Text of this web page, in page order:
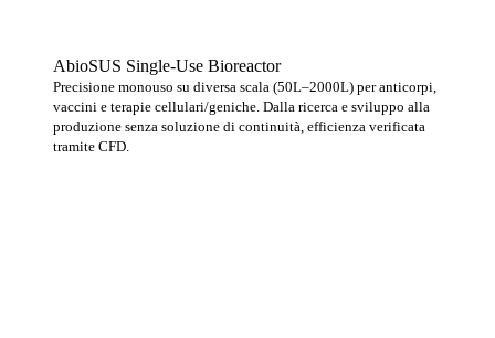
AbioSUS Single-Use Bioreactor
Precisione monouso su diversa scala (50L–2000L) per anticorpi,
vaccini e terapie cellulari/geniche. Dalla ricerca e sviluppo alla
produzione senza soluzione di continuità, efficienza verificata
tramite CFD.